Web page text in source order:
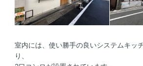
室内には、使い勝手の良いシステムキッ
り、